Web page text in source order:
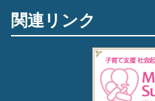
関連リンク